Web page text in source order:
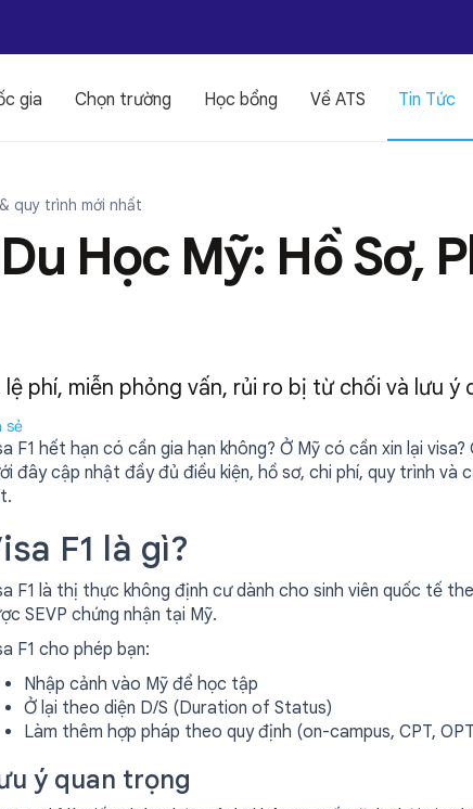
gia Chọn trường Học bổng Về ATS Tin Tức
quy trình mới nhất
Học Mỹ: Hồ Sơ,
phí, miễn phỏng vấn, rủi ro bị từ chối và lưu
sẻ
F1 hết hạn có cần gia hạn không? Ở Mỹ có cần xin lại
đây cập nhật đầy đủ điều kiện, hồ sơ, chi phí, quy trình và
F1 là gì?
F1 là thị thực không định cư dành cho sinh viên quốc tế
SEVP chứng nhận tại Mỹ.
F1 cho phép bạn:
Nhập cảnh vào Mỹ để học tập
Ở lại theo diện D/S (Duration of Status)
Làm thêm hợp pháp theo quy định (on-campus, CPT,
ý quan trọng